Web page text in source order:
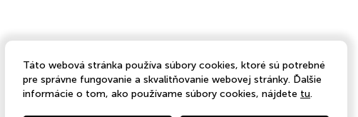
Táto webová stránka používa súbory cookies, ktoré sú potrebné
pre správne fungovanie a skvalitňovanie webovej stránky. Ďalšie
informácie o tom, ako používame súbory cookies, nájdete tu.